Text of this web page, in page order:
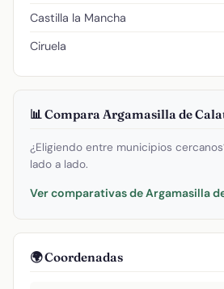
Castilla la Mancha
Ciruela
📊 Compara Argamasilla de
¿Eligiendo entre municipios
lado a lado.
Ver comparativas de Argamasilla
🌍 Coordenadas